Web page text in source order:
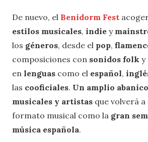
De nuevo, el Benidorm Fest
estilos musicales, indie y
los géneros, desde el pop,
composiciones con sonidos folk y
en lenguas como el español,
las cooficiales. Un amplio
musicales y artistas que volverá
formato musical como la gran
música española.